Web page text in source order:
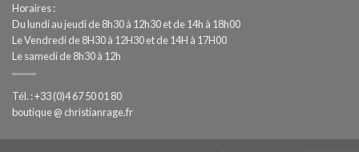
Horaires :
Du lundi au jeudi de 8h30 à 12h30 et de 14h à 18h00
Le Vendredi de 8H30 à 12H30 et de 14H à 17H00
Le samedi de 8h30 à 12h
Tél. : +33 (0)4 67 50 01 80
boutique @ christianrage.fr